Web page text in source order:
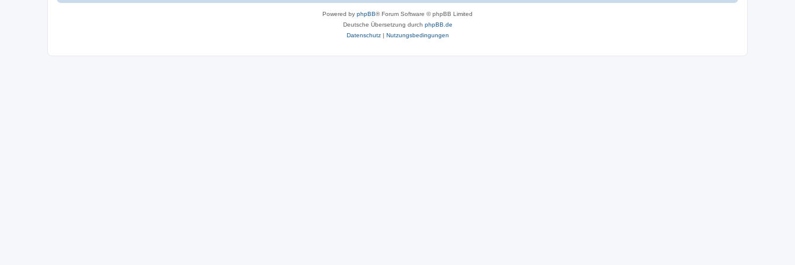
Powered by phpBB® Forum Software © phpBB Limited
Deutsche Übersetzung durch phpBB.de
Datenschutz| Nutzungsbedingungen